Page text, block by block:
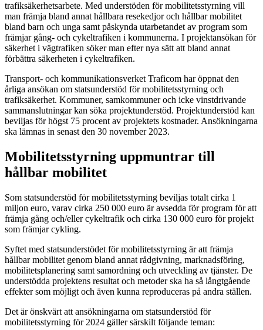
trafiksäkerhetsarbete. Med understöden för mobilitetsstyrning vill
man främja bland annat hållbara resekedjor och hållbar mobilitet
bland barn och unga samt påskynda utarbetandet av program som
främjar gång- och cykeltrafiken i kommunerna. I projektansökan för
säkerhet i vägtrafiken söker man efter nya sätt att bland annat
förbättra säkerheten i cykeltrafiken.
Transport- och kommunikationsverket Traficom har öppnat den
årliga ansökan om statsunderstöd för mobilitetsstyrning och
trafiksäkerhet. Kommuner, samkommuner och icke vinstdrivande
sammanslutningar kan söka projektunderstöd. Projektunderstöd kan
beviljas för högst 75 procent av projektets kostnader. Ansökningarna
ska lämnas in senast den 30 november 2023.
Mobilitetsstyrning uppmuntrar till
hållbar mobilitet
Som statsunderstöd för mobilitetsstyrning beviljas totalt cirka 1
miljon euro, varav cirka 250 000 euro är avsedda för program för att
främja gång och/eller cykeltrafik och cirka 130 000 euro för projekt
som främjar cykling.
Syftet med statsunderstödet för mobilitetsstyrning är att främja
hållbar mobilitet genom bland annat rådgivning, marknadsföring,
mobilitetsplanering samt samordning och utveckling av tjänster. De
understödda projektens resultat och metoder ska ha så långtgående
effekter som möjligt och även kunna reproduceras på andra ställen.
Det är önskvärt att ansökningarna om statsunderstöd för
mobilitetsstyrning för 2024 gäller särskilt följande teman: